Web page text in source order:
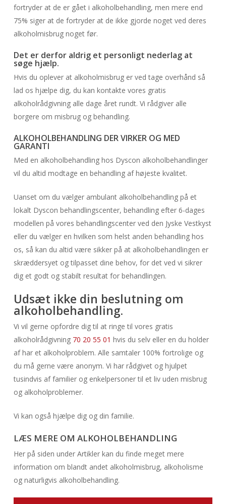
fortryder at de er gået i alkoholbehandling, men mere end
75% siger at de fortryder at de ikke gjorde noget ved deres
alkoholmisbrug noget før.
Det er derfor aldrig et personligt nederlag at
søge hjælp.
Hvis du oplever at alkoholmisbrug er ved tage overhånd så
lad os hjælpe dig, du kan kontakte vores gratis
alkoholrådgivning alle dage året rundt. Vi rådgiver alle
borgere om misbrug og behandling.
ALKOHOLBEHANDLING DER VIRKER OG MED
GARANTI
Med en alkoholbehandling hos Dyscon alkoholbehandlinger
vil du altid modtage en behandling af højeste kvalitet.
Uanset om du vælger ambulant alkoholbehandling på et
lokalt Dyscon behandlingscenter, behandling efter 6-dages
modellen på vores behandlingscenter ved den Jyske Vestkyst
eller du vælger en hvilken som helst anden behandling hos
os, så kan du altid være sikker på at alkoholbehandlingen er
skræddersyet og tilpasset dine behov, for det ved vi sikrer
dig et godt og stabilt resultat for behandlingen.
Udsæt ikke din beslutning om
alkoholbehandling.
Vi vil gerne opfordre dig til at ringe til vores gratis
alkoholrådgivning 70 20 55 01 hvis du selv eller en du holder
af har et alkoholproblem. Alle samtaler 100% fortrolige og
du må gerne være anonym. Vi har rådgivet og hjulpet
tusindvis af familier og enkelpersoner til et liv uden misbrug
og alkoholproblemer.
Vi kan også hjælpe dig og din familie.
LÆS MERE OM ALKOHOLBEHANDLING
Her på siden under Artikler kan du finde meget mere
information om blandt andet alkoholmisbrug, alkoholisme
og naturligvis alkoholbehandling.